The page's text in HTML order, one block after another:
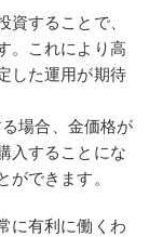
資することで、
。これにより高
した運用が期待
場合、金価格が
入することにな
ができます。
に有利に働くわ